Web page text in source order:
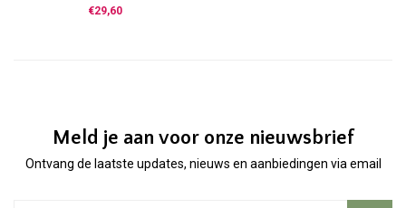
Bij verstoringen in de Vata balans
€29,60
Meld je aan voor onze nieuwsbrief
Ontvang de laatste updates, nieuws en aanbiedingen via email